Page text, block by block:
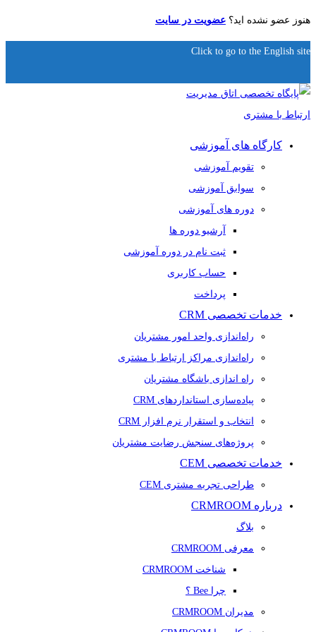
هنوز عضو نشده اید؟ عضویت در سایت
Click to go to the English site
کارگاه های آموزشی
تقویم آموزشی
سوابق آموزشی
دوره های آموزشی
آرشیو دوره ها
ثبت نام در دوره آموزشی
حساب کاربری
پرداخت
خدمات تخصصی CRM
راه‌اندازی واحد امور مشتریان
راه‌اندازی مراکز ارتباط با مشتری
راه اندازی باشگاه مشتریان
پیاده‌سازی استانداردهای CRM
انتخاب و استقرار نرم افزار CRM
پروژه‌های سنجش رضایت مشتریان
خدمات تخصصی CEM
طراحی تجربه مشتری CEM
درباره CRMROOM
بلاگ
معرفی CRMROOM
شناخت CRMROOM
چرا Bee ؟
مدیران CRMROOM